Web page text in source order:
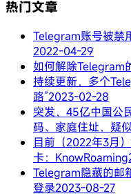
热门文章
Telegram账号被禁
2022-04-29
如何解除Telegram
持续更新，多个
路”2023-02-28
突发，45亿中国公
码、家庭住址，疑
目前（2022年3月
卡：KnowRoaming
Telegram隐藏的邮
登录2023-08-27